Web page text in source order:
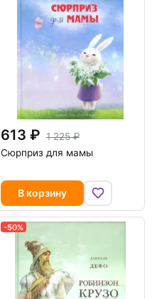
613
1 225
Сюрприз для мамы
В корзину
-50%